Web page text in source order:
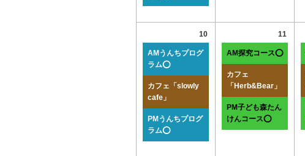
10
AMうんちプログ
ラム⭕
カフェ「slowly
cafe」
PMうんちプログ
ラム⭕
11
AM探究コース⭕
カフェ
「Herb&Bear」
PM子ども森たん
けんコース⭕